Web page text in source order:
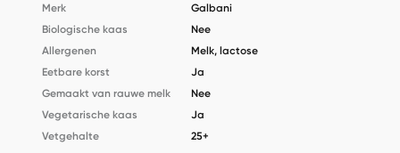
Merk
Galbani
Biologische kaas
Nee
Allergenen
Melk, lactose
Eetbare korst
Ja
Gemaakt van rauwe melk
Nee
Vegetarische kaas
Ja
Vetgehalte
25+